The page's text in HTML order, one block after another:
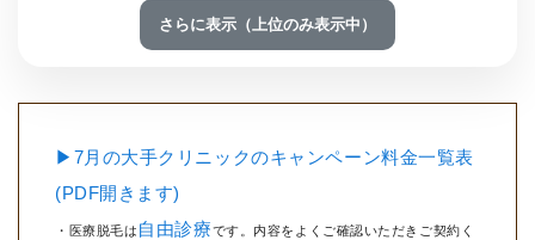
さらに表示（上位のみ表示中）
▶7月の大手クリニックのキャンペーン料金一覧表
(PDF開きます)
・医療脱毛は 自由診療です。内容をよくご確認いただきご契約く